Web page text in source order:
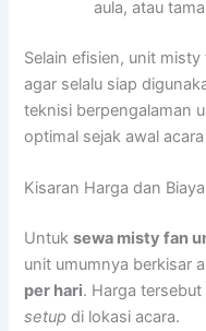
aula, atau
Selain efisien, unit
agar selalu siap
teknisi berpengalaman
optimal sejak awal
Kisaran Harga dan
Untuksewa misty fan
unit umumnya berkisar
per hari. Harga
setup di lokasi acara.